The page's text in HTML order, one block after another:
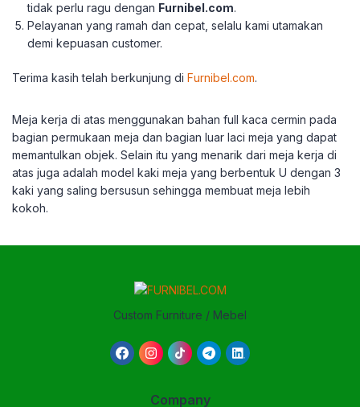
tidak perlu ragu dengan Furnibel.com.
Pelayanan yang ramah dan cepat, selalu kami utamakan
demi kepuasan customer.
Terima kasih telah berkunjung di Furnibel.com.
Meja kerja di atas menggunakan bahan full kaca cermin pada
bagian permukaan meja dan bagian luar laci meja yang dapat
memantulkan objek. Selain itu yang menarik dari meja kerja di
atas juga adalah model kaki meja yang berbentuk U dengan 3
kaki yang saling bersusun sehingga membuat meja lebih
kokoh.
Custom Furniture / Mebel
Company